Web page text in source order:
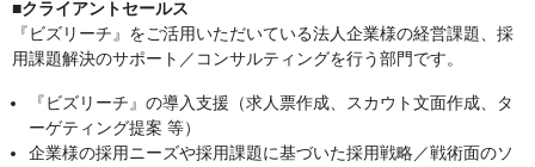
■クライアントセールス
『ビズリーチ』をご活用いただいている法人企業様の経営課題、採
用課題解決のサポート／コンサルティングを行う部門です。
『ビズリーチ』の導入支援（求人票作成、スカウト文面作成、タ
ーゲティング提案 等）
企業様の採用ニーズや採用課題に基づいた採用戦略／戦術面のソ